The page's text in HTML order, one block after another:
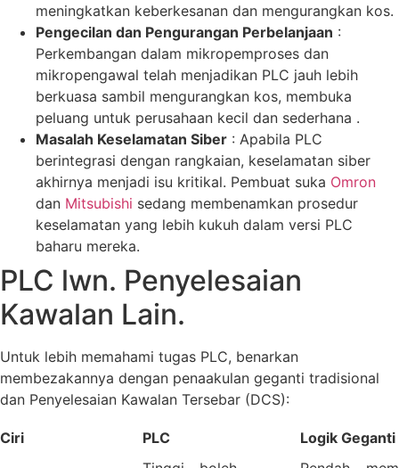
meningkatkan keberkesanan dan mengurangkan kos.
Pengecilan dan Pengurangan Perbelanjaan :
Perkembangan dalam mikropemproses dan
mikropengawal telah menjadikan PLC jauh lebih
berkuasa sambil mengurangkan kos, membuka
peluang untuk perusahaan kecil dan sederhana .
Masalah Keselamatan Siber : Apabila PLC
berintegrasi dengan rangkaian, keselamatan siber
akhirnya menjadi isu kritikal. Pembuat suka Omron
dan Mitsubishi sedang membenamkan prosedur
keselamatan yang lebih kukuh dalam versi PLC
baharu mereka.
PLC lwn. Penyelesaian
Kawalan Lain.
Untuk lebih memahami tugas PLC, benarkan
membezakannya dengan penaakulan geganti tradisional
dan Penyelesaian Kawalan Tersebar (DCS):
Ciri PLC Logik Geganti